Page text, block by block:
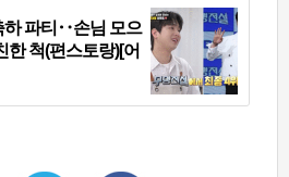
하 파티‥손님 모으
한 척(편스토랑)[어